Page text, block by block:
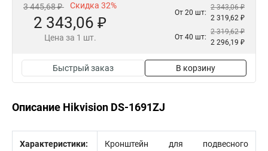
3 445,68 ₽ Скидка 32%
2 343,06 ₽
Цена за 1 шт.
От 20 шт:
2 343,06 ₽
2 319,62 ₽
От 40 шт:
2 319,62 ₽
2 296,19 ₽
Быстрый заказ В корзину
Описание Hikvision DS-1691ZJ
Характеристики:
Кронштейн для подвесного